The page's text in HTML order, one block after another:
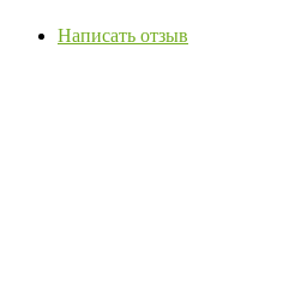
Написать отзыв